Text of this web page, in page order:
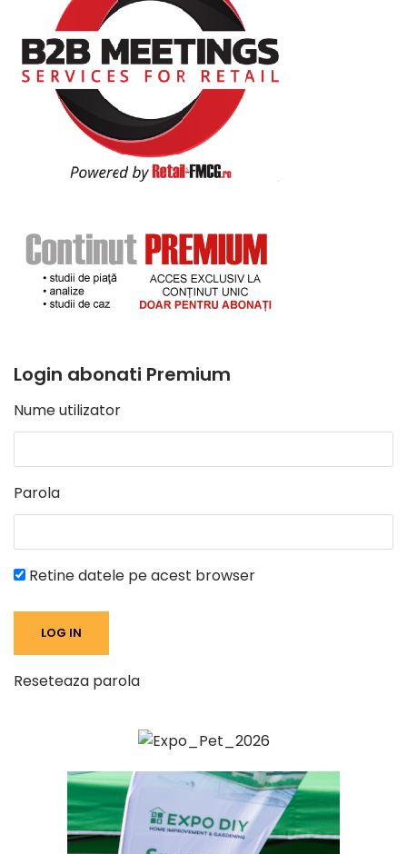
Login abonati Premium
Nume utilizator
Parola
Retine datele pe acest browser
Reseteaza parola